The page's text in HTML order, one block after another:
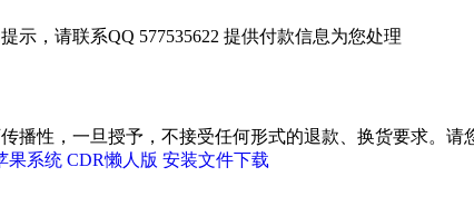
示，请联系QQ 577535622 提供付款信息为您处理
播性，一旦授予，不接受任何形式的退款、换货要求。
果系统 CDR懒人版 安装文件下载